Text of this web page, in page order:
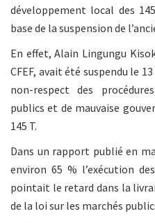
développement local des
base de la suspension de
En effet, Alain Lingungu
CFEF, avait été suspendu le
non-respect des
publics et de mauvaise
145 T.
Dans un rapport publié en
environ 65 % l’exécution
pointait le retard dans la
de la loi sur les marchés